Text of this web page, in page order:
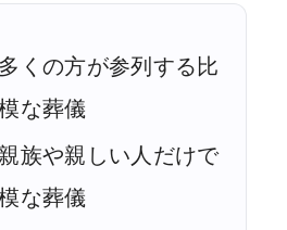
くの方が参列する比
な葬儀
族や親しい人だけで
な葬儀